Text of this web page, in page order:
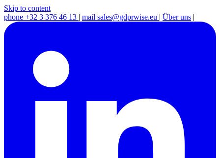
Skip to content
phone +32 3 376 46 13 | mail sales@gdprwise.eu | Über uns |